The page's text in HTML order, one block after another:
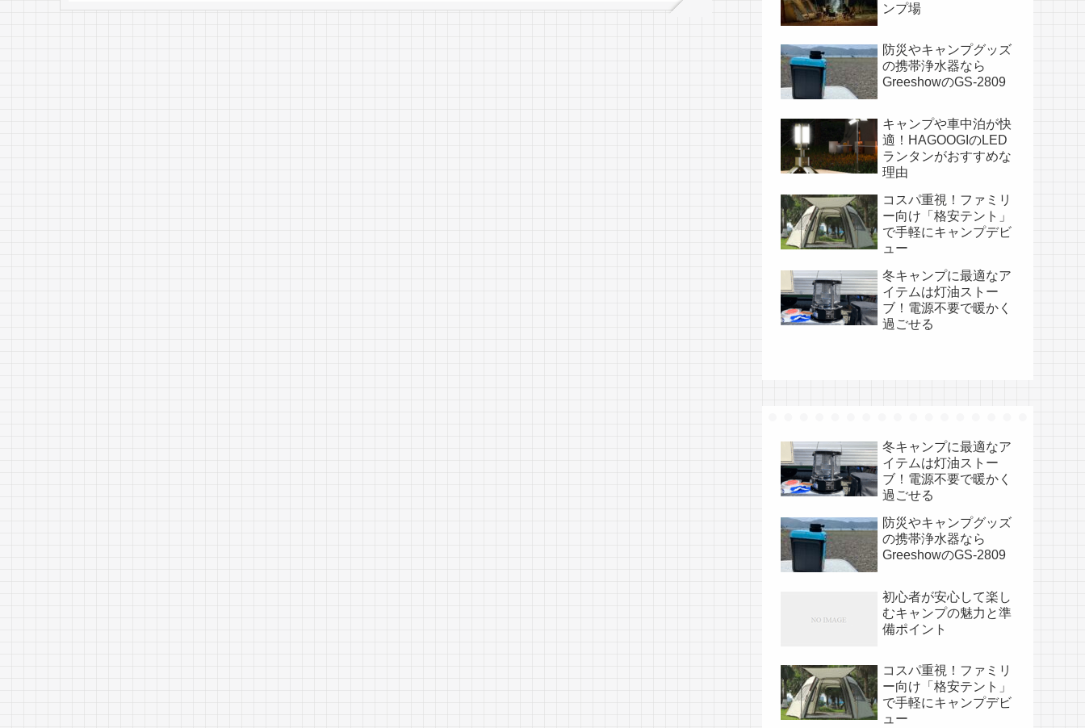
ンプ場
防災やキャンプグッズ
の携帯浄水器なら
GreeshowのGS-2809
キャンプや車中泊が快
適！HAGOOGIのLED
ランタンがおすすめな
理由
コスパ重視！ファミリ
ー向け「格安テント」
で手軽にキャンプデビ
ュー
冬キャンプに最適なア
イテムは灯油ストー
ブ！電源不要で暖かく
過ごせる
冬キャンプに最適なア
イテムは灯油ストー
ブ！電源不要で暖かく
過ごせる
防災やキャンプグッズ
の携帯浄水器なら
GreeshowのGS-2809
初心者が安心して楽し
むキャンプの魅力と準
備ポイント
コスパ重視！ファミリ
ー向け「格安テント」
で手軽にキャンプデビ
ュー